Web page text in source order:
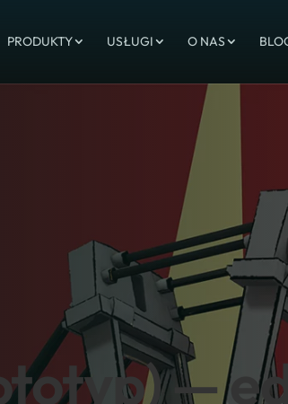
PRODUKTY USŁUGI O NAS
—